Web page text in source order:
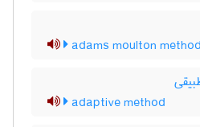
adams moulton method
adaptive method